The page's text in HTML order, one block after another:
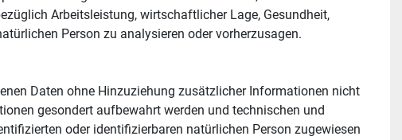
Arbeitsleistung, wirtschaftlicher Lage, Gesundheit,
Person zu analysieren oder vorherzusagen.
Daten ohne Hinzuziehung zusätzlicher Informationen nicht
gesondert aufbewahrt werden und technischen und
oder identifizierbaren natürlichen Person zugewiesen